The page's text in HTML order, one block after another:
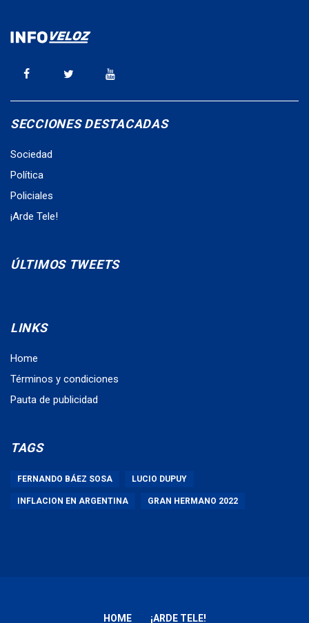
SECCIONES DESTACADAS
Sociedad
Política
Policiales
¡Arde Tele!
ÚLTIMOS TWEETS
LINKS
Home
Términos y condiciones
Pauta de publicidad
TAGS
FERNANDO BÁEZ SOSA LUCIO DUPUY
INFLACION EN ARGENTINA GRAN HERMANO 2022
HOME ¡ARDE TELE!